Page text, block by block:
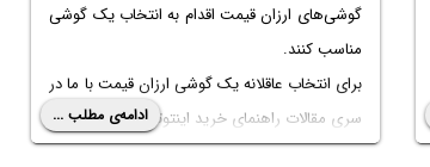
گوشی‌های ارزان قیمت اقدام به انتخاب یک گوشی
مناسب کنند.
برای انتخاب عاقلانه یک گوشی ارزان قیمت با ما در
سری مقالات راهنمای خرید اینتوتک همراه باشید.
ادامه‌ی مطلب ...